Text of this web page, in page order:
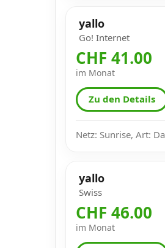
yallo
Go! Internet
CHF 41.00
im Monat
Zu den Details
Netz: Sunrise, Art:
yallo
Swiss
CHF 46.00
im Monat